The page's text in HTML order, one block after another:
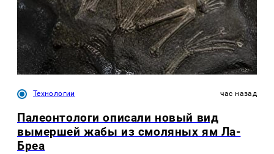
Технологии час назад
Палеонтологи описали новый вид
вымершей жабы из смоляных ям Ла-
Бреа